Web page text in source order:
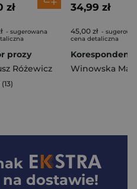
zł
- sugerowana
prozy
Różewicz
34,99 zł
45,00 zł -
cena detaliczna
Winowska
dostawie!